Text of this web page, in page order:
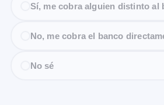
Sí, me cobra alguien distinto al
No, me cobra el banco
No sé